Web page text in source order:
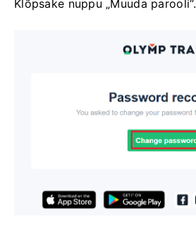
Klõpsake nuppu „Muuda parooli“.